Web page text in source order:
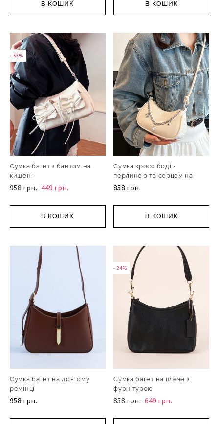
В КОШИК В КОШИК
- 53%
Сумка багет з бантом на
кишені
958 грн. 449 грн.
В КОШИК
Сумка кросс боді з
перлиною та серцем на
ланц
858 грн.
В КОШИК
Сумка багет на довгому
ремінці
958 грн.
- 24%
Сумка багет на плече з
фурнітурою
858 грн. 649 грн.